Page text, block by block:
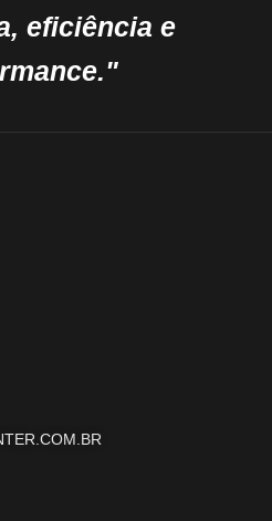
eficiência e